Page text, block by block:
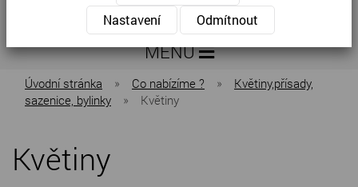
MENU
Úvodní stránka » Co nabízíme ? »
Květiny,přísady,
sazenice, bylinky
» Květiny
Květiny
Nastavení
Odmítnout